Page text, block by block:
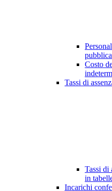
Costo
Tassi di
Tassi di
in
Incarichi